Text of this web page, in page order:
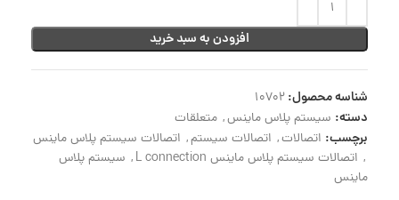
افزودن به سبد خرید
شناسه محصول:10702
دسته: سیستم پلاس ماینس, متعلقات
برچسب: اتصالات, اتصالات سیستم, اتصالات سیستم پلاس ماینس
, اتصالات سیستم پلاس ماینس L connection , سیستم پلاس
ماینس